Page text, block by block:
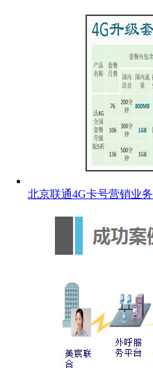
北京联通4G卡号营销业务